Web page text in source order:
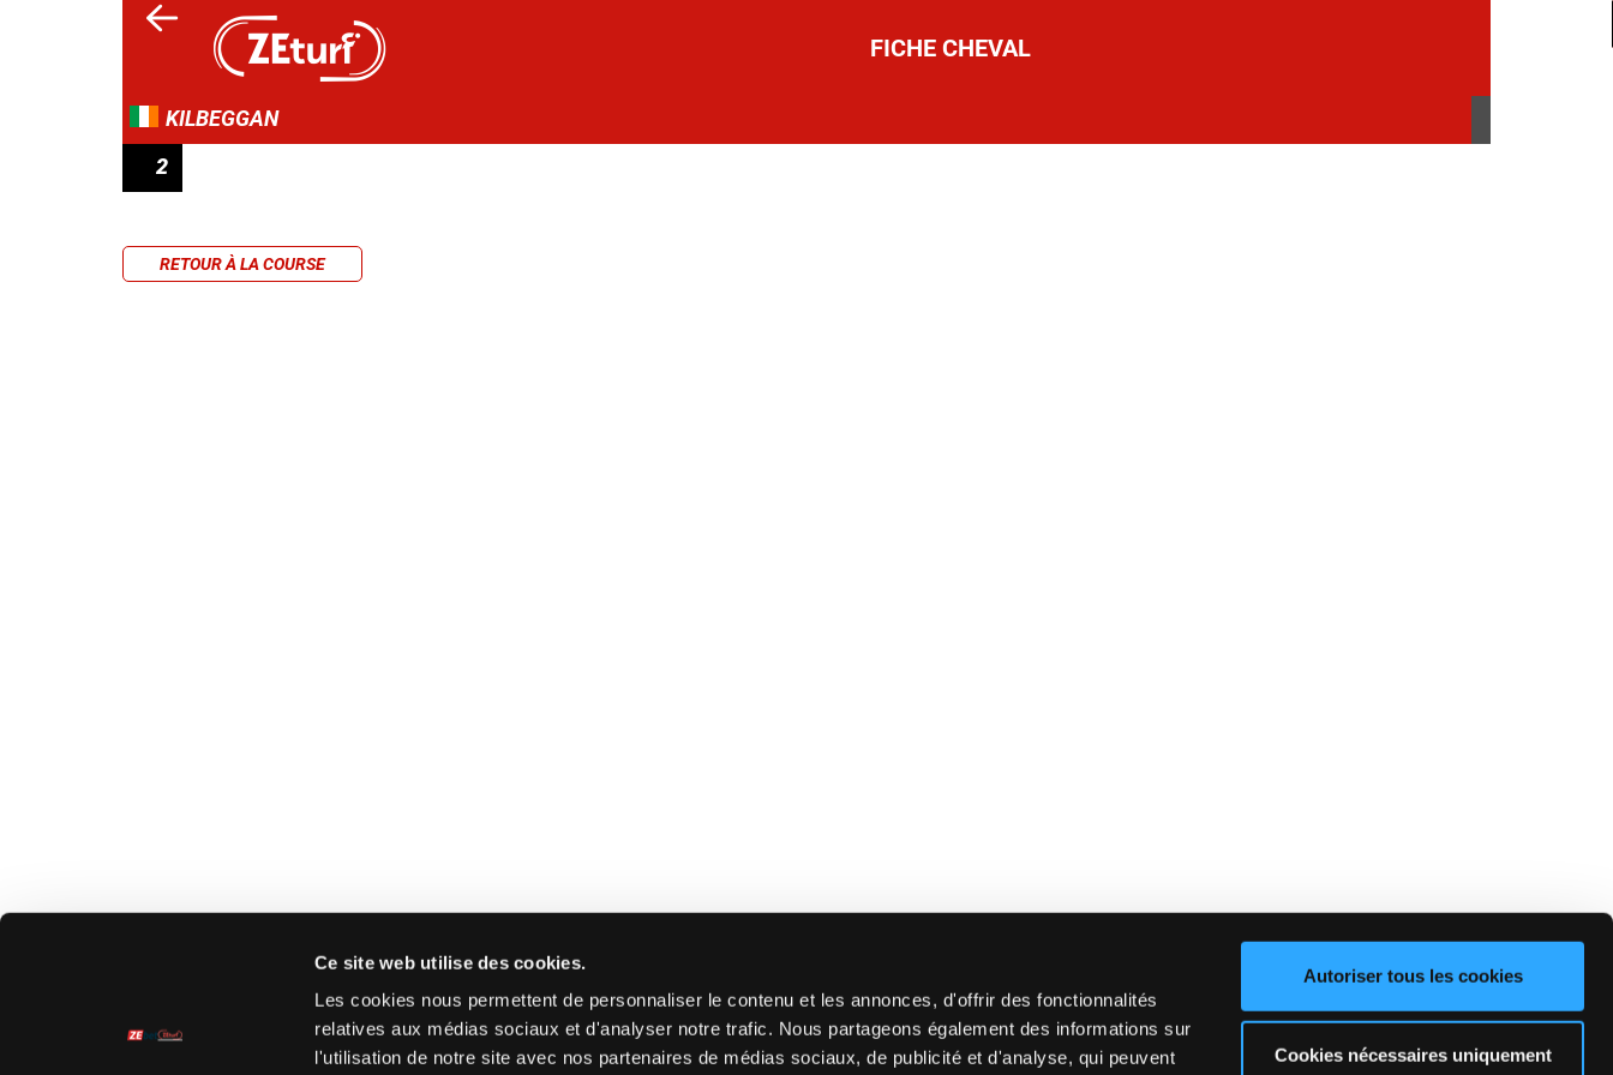
Ce site web utilise des cookies.
Les cookies nous permettent de personnaliser le contenu et les annonces, d'offrir des fonctionnalités
relatives aux médias sociaux et d'analyser notre trafic. Nous partageons également des informations sur
l'utilisation de notre site avec nos partenaires de médias sociaux, de publicité et d'analyse, qui peuvent
Autoriser tous les cookies
Cookies nécessaires uniquement
FICHE CHEVAL
KILBEGGAN
2
RETOUR À LA COURSE